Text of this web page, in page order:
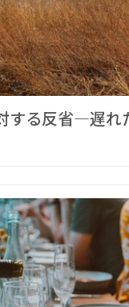
する反省―遅れ